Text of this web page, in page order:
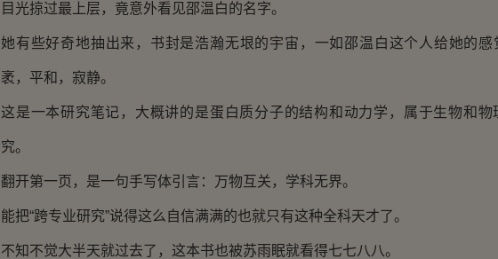
目光掠过最上层，竟意外看见邵温白的名字。
她有些好奇地抽出来，书封是浩瀚无垠的宇宙，一如邵温白这个人给她的
袤，平和，寂静。
这是一本研究笔记，大概讲的是蛋白质分子的结构和动力学，属于生物和物
究。
翻开第一页，是一句手写体引言：万物互关，学科无界。
能把“跨专业研究”说得这么自信满满的也就只有这种全科天才了。
不知不觉大半天就过去了，这本书也被苏雨眠就看得七七八八。